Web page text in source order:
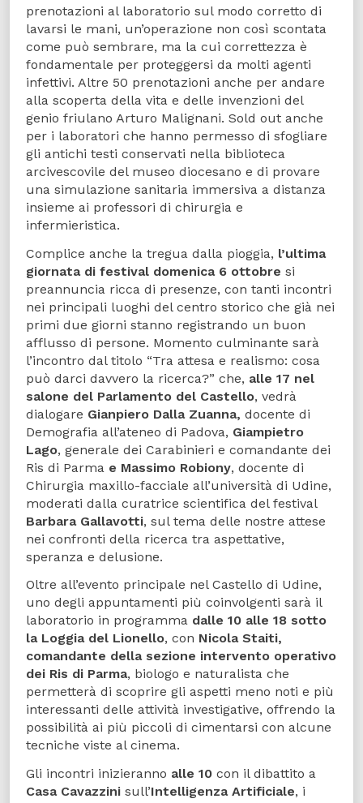
prenotazioni al laboratorio sul modo corretto di
lavarsi le mani, un’operazione non così scontata
come può sembrare, ma la cui correttezza è
fondamentale per proteggersi da molti agenti
infettivi. Altre 50 prenotazioni anche per andare
alla scoperta della vita e delle invenzioni del
genio friulano Arturo Malignani. Sold out anche
per i laboratori che hanno permesso di sfogliare
gli antichi testi conservati nella biblioteca
arcivescovile del museo diocesano e di provare
una simulazione sanitaria immersiva a distanza
insieme ai professori di chirurgia e
infermieristica.
Complice anche la tregua dalla pioggia, l’ultima
giornata di festival domenica 6 ottobre si
preannuncia ricca di presenze, con tanti incontri
nei principali luoghi del centro storico che già nei
primi due giorni stanno registrando un buon
afflusso di persone. Momento culminante sarà
l’incontro dal titolo “Tra attesa e realismo: cosa
può darci davvero la ricerca?” che, alle 17 nel
salone del Parlamento del Castello, vedrà
dialogare Gianpiero Dalla Zuanna, docente di
Demografia all’ateneo di Padova, Giampietro
Lago, generale dei Carabinieri e comandante dei
Ris di Parma e Massimo Robiony, docente di
Chirurgia maxillo-facciale all’università di Udine,
moderati dalla curatrice scientifica del festival
Barbara Gallavotti, sul tema delle nostre attese
nei confronti della ricerca tra aspettative,
speranza e delusione.
Oltre all’evento principale nel Castello di Udine,
uno degli appuntamenti più coinvolgenti sarà il
laboratorio in programma dalle 10 alle 18 sotto
la Loggia del Lionello, con Nicola Staiti,
comandante della sezione intervento operativo
dei Ris di Parma, biologo e naturalista che
permetterà di scoprire gli aspetti meno noti e più
interessanti delle attività investigative, offrendo la
possibilità ai più piccoli di cimentarsi con alcune
tecniche viste al cinema.
Gli incontri inizieranno alle 10 con il dibattito a
Casa Cavazzini sull’Intelligenza Artificiale, i